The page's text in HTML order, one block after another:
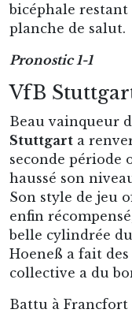
bicéphale
planche de salut.
Pronostic 1-1
VfB
Beau vainqueur
Stuttgart a
seconde période
haussé son
Son style de jeu
enfin
belle cylindrée
Hoeneß a fait
collective a du
Battu à Francfort